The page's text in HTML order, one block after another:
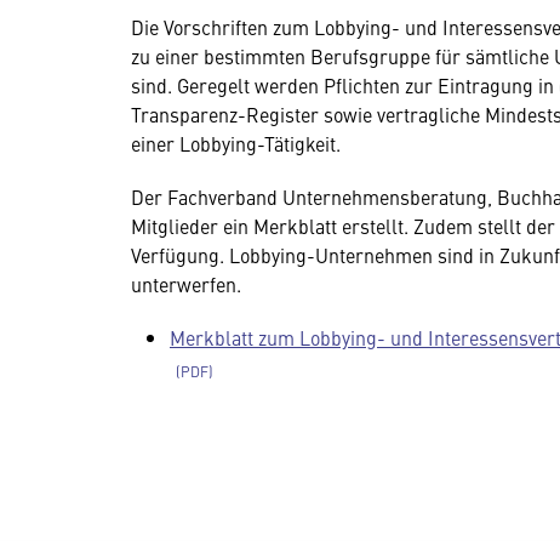
Die Vorschriften zum Lobbying- und
zu einer bestimmten Berufsgruppe für sämtliche
sind. Geregelt werden Pflichten zur Eintragung
Transparenz-Register sowie vertragliche
einer Lobbying-Tätigkeit.
Der Fachverband Unternehmensberatung,
Mitglieder ein Merkblatt erstellt. Zudem stellt
Verfügung. Lobbying-Unternehmen sind in
unterwerfen.
Merkblatt zum Lobbying- und